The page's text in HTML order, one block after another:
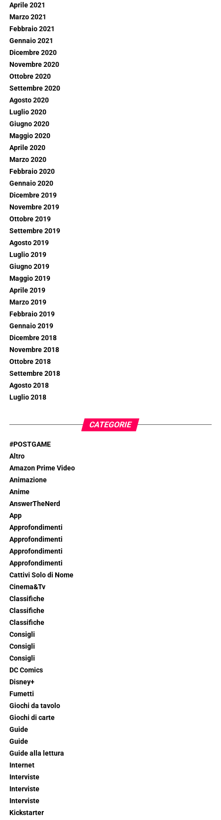
Aprile 2021
Marzo 2021
Febbraio 2021
Gennaio 2021
Dicembre 2020
Novembre 2020
Ottobre 2020
Settembre 2020
Agosto 2020
Luglio 2020
Giugno 2020
Maggio 2020
Aprile 2020
Marzo 2020
Febbraio 2020
Gennaio 2020
Dicembre 2019
Novembre 2019
Ottobre 2019
Settembre 2019
Agosto 2019
Luglio 2019
Giugno 2019
Maggio 2019
Aprile 2019
Marzo 2019
Febbraio 2019
Gennaio 2019
Dicembre 2018
Novembre 2018
Ottobre 2018
Settembre 2018
Agosto 2018
Luglio 2018
CATEGORIE
#POSTGAME
Altro
Amazon Prime Video
Animazione
Anime
AnswerTheNerd
App
Approfondimenti
Approfondimenti
Approfondimenti
Approfondimenti
Cattivi Solo di Nome
Cinema&Tv
Classifiche
Classifiche
Classifiche
Consigli
Consigli
Consigli
DC Comics
Disney+
Fumetti
Giochi da tavolo
Giochi di carte
Guide
Guide
Guide alla lettura
Internet
Interviste
Interviste
Interviste
Kickstarter